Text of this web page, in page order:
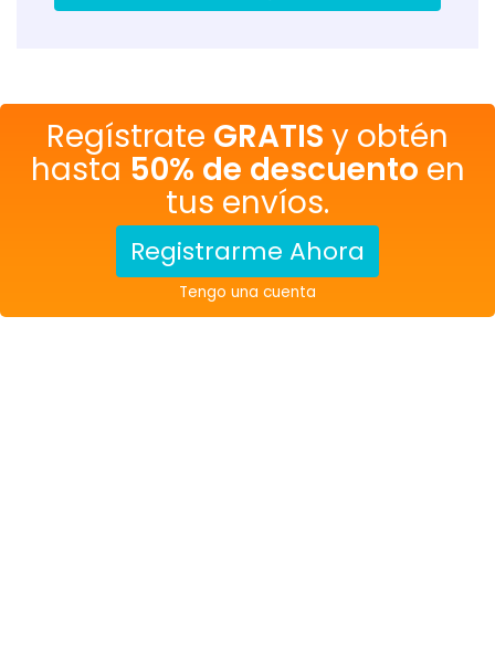
Regístrate GRATIS y obtén
hasta 50% de descuento en
tus envíos.
Registrarme Ahora
Tengo una cuenta